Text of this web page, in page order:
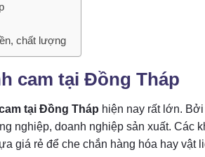
chất lượng
cam tại Đồng Tháp
tại Đồng Tháp hiện nay rất lớn. Bởi
nghiệp, doanh nghiệp sản xuất. Các
giá rẻ để che chắn hàng hóa hay vật